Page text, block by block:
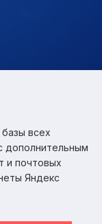
всех
дополнительным
и почтовых
Яндекс